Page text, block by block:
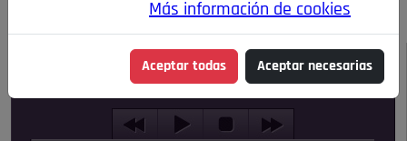
NOTICIAS
Escucha el audio de esta noticia:
Más información de cookies
Aceptar todas Aceptar necesarias